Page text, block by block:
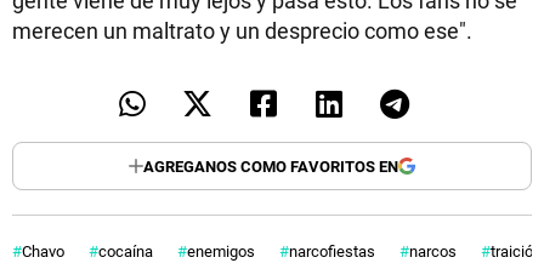
merecen un maltrato y un desprecio como ese".
AGREGANOS COMO FAVORITOS EN
Chavo cocaína enemigos narcofiestas narcos traición